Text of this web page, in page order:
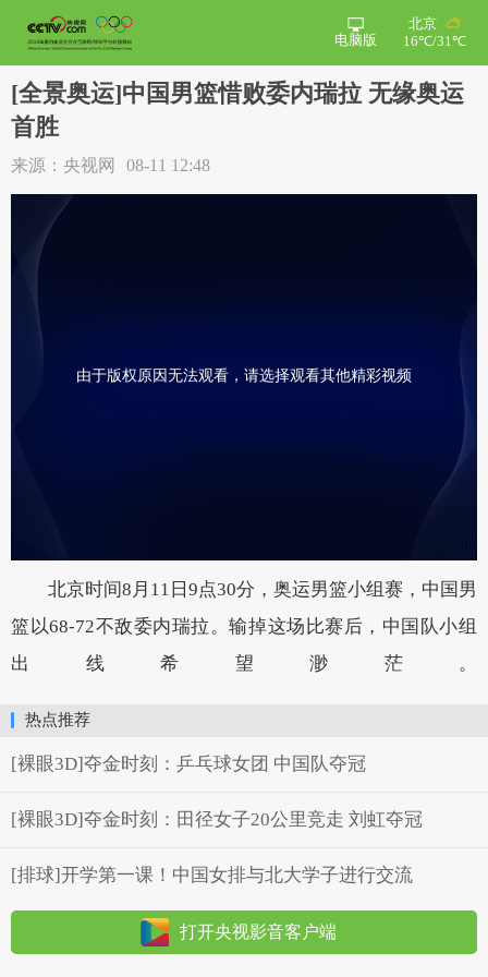
北京
16℃/31℃
电脑版
[全景奥运]中国男篮惜败委内瑞拉 无缘奥运
首胜
来源：央视网 08-11 12:48
由于版权原因无法观看，请选择观看其他精彩视频
北京时间8月11日9点30分，奥运男篮小组赛，中国男
篮以68-72不敌委内瑞拉。输掉这场比赛后，中国队小组
出线希望渺茫。
热点推荐
[裸眼3D]夺金时刻：乒乓球女团 中国队夺冠
[裸眼3D]夺金时刻：田径女子20公里竞走 刘虹夺冠
[排球]开学第一课！中国女排与北大学子进行交流
打开央视影音客户端